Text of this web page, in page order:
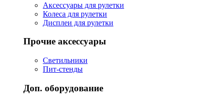
Аксессуары для рулетки
Колеса для рулетки
Дисплеи для рулетки
Прочие аксессуары
Светильники
Пит-стенды
Доп. оборудование